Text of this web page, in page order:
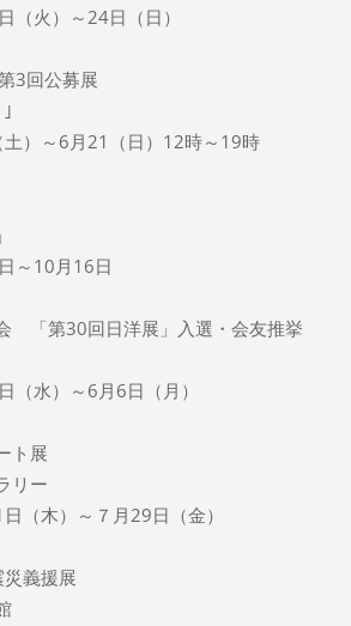
火）～24日（日）
3回公募展
）～6月21（日）12時～19時
～10月16日
「第30回日洋展」入選・会友推挙
水）～6月6日（月）
ト展
リー
（木）～７月29日（金）
義援展